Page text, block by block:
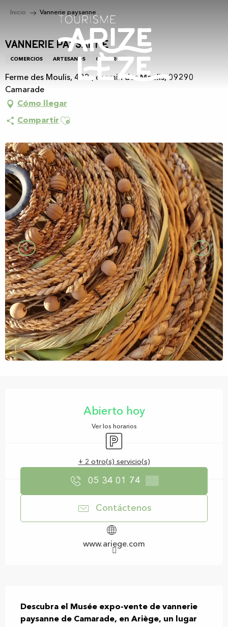
principal
Inicio Vannerie paysanne
Vannerie paysanne
COMERCIOS ARTESANOS CESTERO
Ferme des Moulis, 432 , chemin des Moulis, 09290
Camarade
Cómo llegar
Compartir Ajouter aux favoris
Abierto hoy
Ver los horarios
Aparcamiento
+ 2 otro(s) servicio(s)
05 34 01 74 ▒▒
Contáctenos
www.ariege.com
Descubra el Musée expo-vente de vannerie
paysanne de Camarade, en Ariège, un lugar